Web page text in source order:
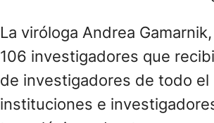
La viróloga Andrea
106 investigadores que
de investigadores de todo
instituciones e